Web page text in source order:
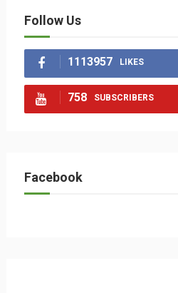
Follow Us
1113957 LIKES
758 SUBSCRIBERS
Facebook